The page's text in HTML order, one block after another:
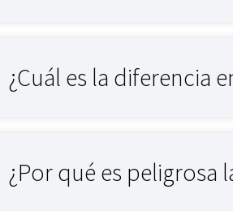
¿Cuál es la diferencia
¿Por qué es peligrosa